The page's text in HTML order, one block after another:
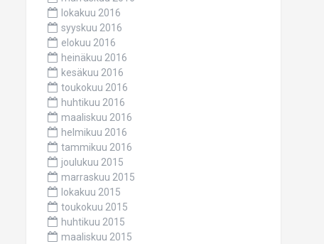
lokakuu 2016
syyskuu 2016
elokuu 2016
heinäkuu 2016
kesäkuu 2016
toukokuu 2016
huhtikuu 2016
maaliskuu 2016
helmikuu 2016
tammikuu 2016
joulukuu 2015
marraskuu 2015
lokakuu 2015
toukokuu 2015
huhtikuu 2015
maaliskuu 2015